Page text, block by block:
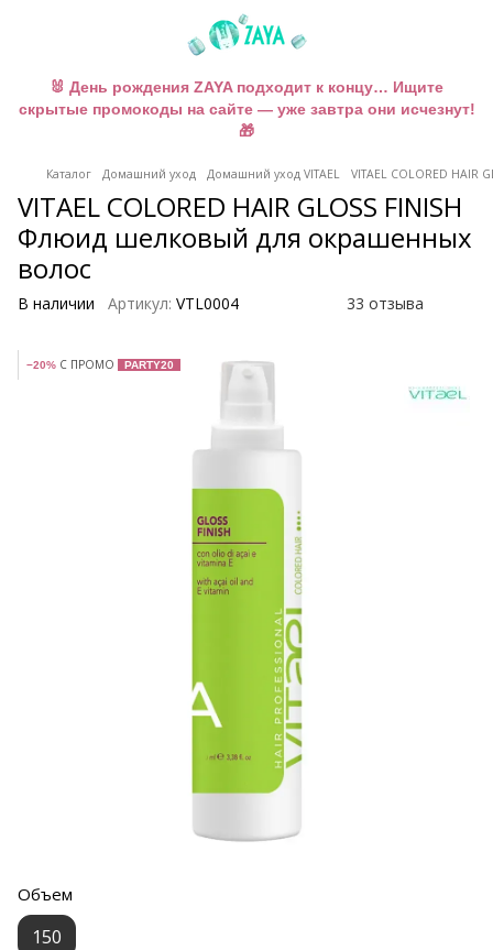
🐰 День рождения ZAYA подходит к концу… Ищите
скрытые промокоды на сайте — уже завтра они исчезнут!
🎁
Каталог Домашний уход Домашний уход VITAEL VITAEL COLORED
VITAEL COLORED HAIR GLOSS FINISH
Флюид шелковый для окрашенных
волос
В наличии Артикул: VTL0004 33 отзыва
−20% С ПРОМО PARTY20
Объем
150